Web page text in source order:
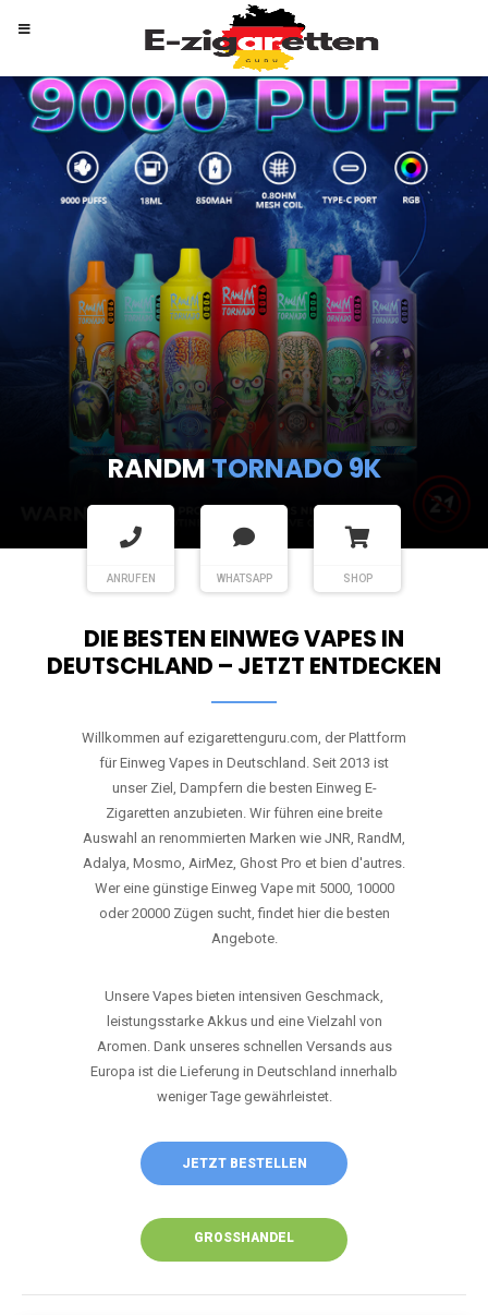
RANDMTORNADO 9K
ANRUFEN WHATSAPP SHOP
DIE BESTEN EINWEG VAPES IN
DEUTSCHLAND – JETZT ENTDECKEN
Willkommen auf ezigarettenguru.com, der Plattform
für Einweg Vapes in Deutschland. Seit 2013 ist
unser Ziel, Dampfern die besten Einweg E-
Zigaretten anzubieten. Wir führen eine breite
Auswahl an renommierten Marken wie JNR, RandM,
Adalya, Mosmo, AirMez, Ghost Pro et bien d'autres.
Wer eine günstige Einweg Vape mit 5000, 10000
oder 20000 Zügen sucht, findet hier die besten
Angebote.
Unsere Vapes bieten intensiven Geschmack,
leistungsstarke Akkus und eine Vielzahl von
Aromen. Dank unseres schnellen Versands aus
Europa ist die Lieferung in Deutschland innerhalb
weniger Tage gewährleistet.
JETZT BESTELLEN
GROSSHANDEL